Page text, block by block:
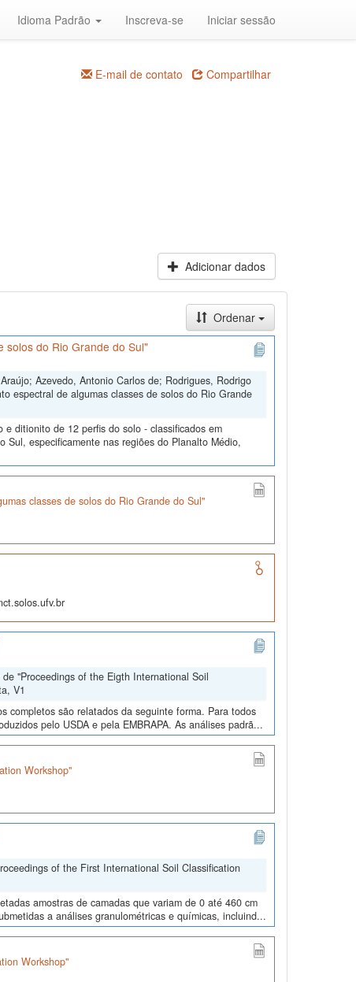
Idioma Padrão Inscreva-se Iniciar sessão
E-mail de contato Compartilhar
Adicionar dados
Ordenar
solos do Rio Grande do Sul"
Azevedo, Antonio Carlos de; Rodrigues, Rodrigo
espectral de algumas classes de solos do Rio Grande
ditionito de 12 perfis do solo - classificados em
especificamente nas regiões do Planalto Médio,
classes de solos do Rio Grande do Sul"
"Proceedings of the Eigth International Soil
V1
completos são relatados da seguinte forma. Para todos
pelo USDA e pela EMBRAPA. As análises padrã...
Workshop"
of the First International Soil Classification
amostras de camadas que variam de 0 até 460 cm
a análises granulométricas e químicas, incluind...
Workshop"